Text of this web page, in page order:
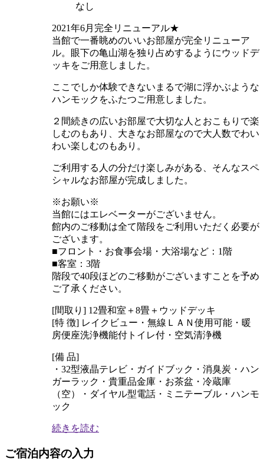
なし
2021年6月完全リニューアル★
当館で一番眺めのいいお部屋が完全リニューア
ル。眼下の亀山湖を独り占めするようにウッドデ
ッキをご用意しました。
ここでしか体験できないまるで湖に浮かぶような
ハンモックをふたつご用意しました。
２間続きの広いお部屋で大切な人とおこもりで楽
しむのもあり、大きなお部屋なので大人数でわい
わい楽しむのもあり。
ご利用する人の分だけ楽しみがある、そんなスペ
シャルなお部屋が完成しました。
※お願い※
当館にはエレベーターがございません。
館内のご移動は全て階段をご利用いただく必要が
ございます。
■フロント・お食事会場・大浴場など：1階
■客室：3階
階段で40段ほどのご移動がございますことを予め
ご了承ください。
[間取り] 12畳和室＋8畳＋ウッドデッキ
[特 徴] レイクビュー・無線ＬＡＮ使用可能・暖
房便座洗浄機能付トイレ付・空気清浄機
[備 品]
・32型液晶テレビ・ガイドブック・消臭炭・ハン
ガーラック・貴重品金庫・お茶盆・冷蔵庫
（空）・ダイヤル型電話・ミニテーブル・ハンモ
ック
続きを読む
ご宿泊内容の入力